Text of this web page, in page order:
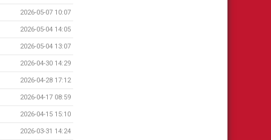
2026-05-07 10:07
2026-05-04 14:05
2026-05-04 13:07
2026-04-30 14:29
2026-04-28 17:12
2026-04-17 08:59
2026-04-15 15:10
2026-03-31 14:24